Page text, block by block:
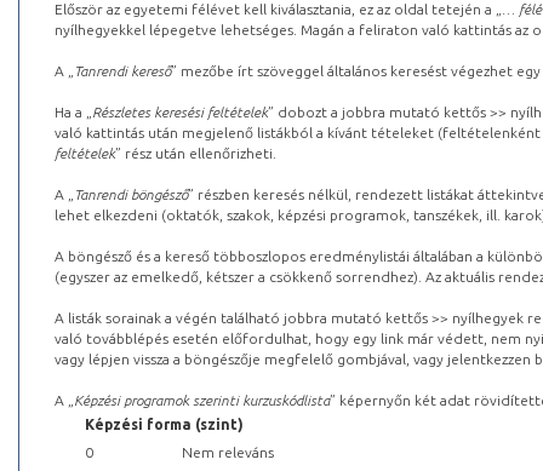
Először az egyetemi félévet kell kiválasztania, ez az oldal tetején a „
…
nyílhegyekkel lépegetve lehetséges. Magán a feliraton való kattintás az
A „ Tanrendi kereső” mezőbe írt szöveggel általános keresést végezhet
Ha a „ Részletes keresési feltételek” dobozt a jobbra mutató kettős >>
való kattintás után megjelenő listákból a kívánt tételeket (feltételenként
feltételek” rész után ellenőrizheti.
A „ Tanrendi böngésző” részben keresés nélkül, rendezett listákat
lehet elkezdeni (oktatók, szakok, képzési programok, tanszékek, ill.
A böngésző és a kereső többoszlopos eredménylistái általában a
(egyszer az emelkedő, kétszer a csökkenő sorrendhez). Az aktuális
A listák sorainak a végén található jobbra mutató kettős >> nyílhegyek
való továbblépés esetén előfordulhat, hogy egy link már védett, nem
vagy lépjen vissza a böngészője megfelelő gombjával, vagy
A „ Képzési programok szerinti kurzuskódlista” képernyőn két adat
Képzési forma (szint)
0
Nem releváns